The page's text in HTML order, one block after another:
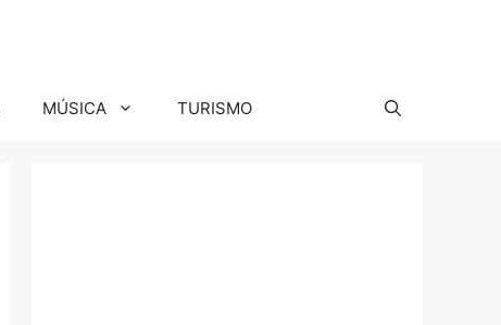
MÚSICA TURISMO